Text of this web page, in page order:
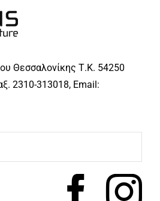
Θεσσαλονίκης Τ.Κ. 54250
2310-313018, Email: